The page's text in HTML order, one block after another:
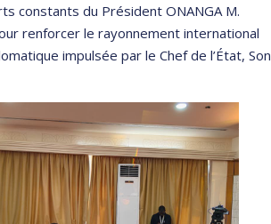
constants du Président ONANGA M.
renforcer le rayonnement international
impulsée par le Chef de l’État, Son